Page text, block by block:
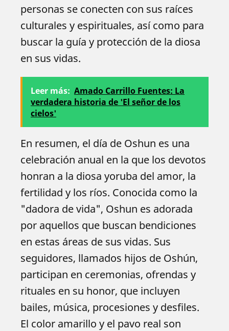
personas se conecten con sus raíces
culturales y espirituales, así como para
buscar la guía y protección de la diosa
en sus vidas.
Leer más: Amado Carrillo Fuentes: La
verdadera historia de 'El señor de los
cielos'
En resumen, el día de Oshun es una
celebración anual en la que los devotos
honran a la diosa yoruba del amor, la
fertilidad y los ríos. Conocida como la
"dadora de vida", Oshun es adorada
por aquellos que buscan bendiciones
en estas áreas de sus vidas. Sus
seguidores, llamados hijos de Oshún,
participan en ceremonias, ofrendas y
rituales en su honor, que incluyen
bailes, música, procesiones y desfiles.
El color amarillo y el pavo real son